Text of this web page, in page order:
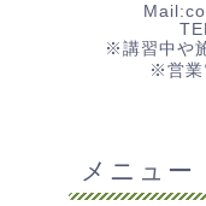
※講習中や
※営業
メニュー